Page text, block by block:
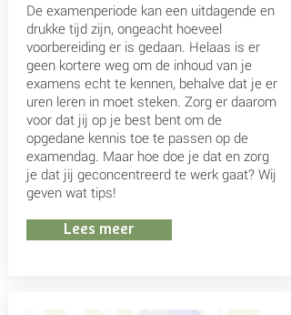
De examenperiode kan een uitdagende en
drukke tijd zijn, ongeacht hoeveel
voorbereiding er is gedaan. Helaas is er
geen kortere weg om de inhoud van je
examens echt te kennen, behalve dat je er
uren leren in moet steken. Zorg er daarom
voor dat jij op je best bent om de
opgedane kennis toe te passen op de
examendag. Maar hoe doe je dat en zorg
je dat jij geconcentreerd te werk gaat? Wij
geven wat tips!
Lees meer